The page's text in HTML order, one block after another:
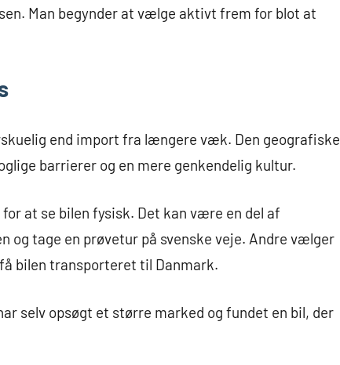
Man begynder at vælge aktivt frem for blot at
end import fra længere væk. Den geografiske
barrierer og en mere genkendelig kultur.
at se bilen fysisk. Det kan være en del af
og tage en prøvetur på svenske veje. Andre vælger
bilen transporteret til Danmark.
selv opsøgt et større marked og fundet en bil, der